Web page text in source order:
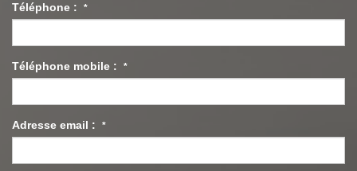
Téléphone : *
Téléphone mobile : *
Adresse email : *